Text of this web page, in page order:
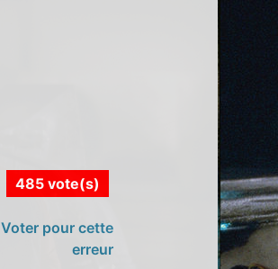
485 vote(s)
Voter pour cette
erreur